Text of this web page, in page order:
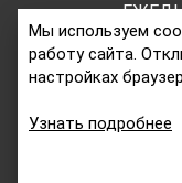
Мы используем
работу сайта.
настройках
Узнать подробнее